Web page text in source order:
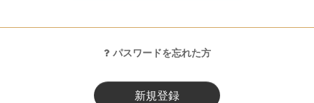
パスワードを忘れた方
新規登録